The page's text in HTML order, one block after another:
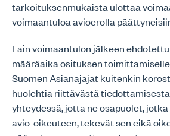
tarkoituksenmukaista ulottaa
voimaantuloa avioerolla
Lain voimaantulon jälkeen
määräaika osituksen
Suomen Asianajajat kuitenkin
huolehtia riittävästä
yhteydessä, jotta ne osapuolet,
avio-oikeuteen, tekevät sen eikä